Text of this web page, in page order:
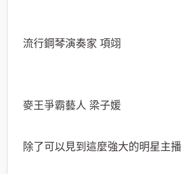
流行鋼琴演奏家 項翊
麥王爭霸藝人 梁子媛
除了可以見到這麼強大的明星主播